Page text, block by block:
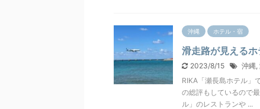
沖縄 ホテル・宿
滑走路が見えるホ
2023/8/15 沖縄
RIKA「瀬長島ホテル」
の総評もしているので
ル」のレストランや ...